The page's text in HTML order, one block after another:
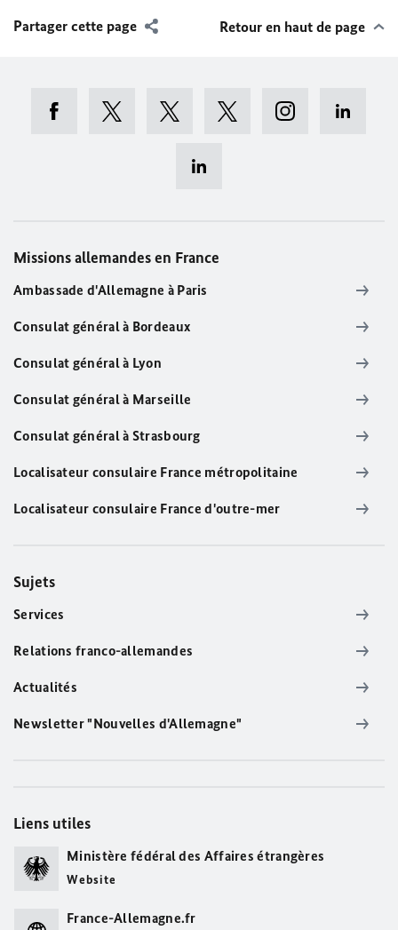
Partager cette page Retour en haut de page
Missions allemandes en France
Ambassade d'Allemagne à Paris
Consulat général à Bordeaux
Consulat général à Lyon
Consulat général à Marseille
Consulat général à Strasbourg
Localisateur consulaire France métropolitaine
Localisateur consulaire France d'outre-mer
Sujets
Services
Relations franco-allemandes
Actualités
Newsletter "Nouvelles d'Allemagne"
Liens utiles
Ministère fédéral des Affaires étrangères
Website
France-Allemagne.fr